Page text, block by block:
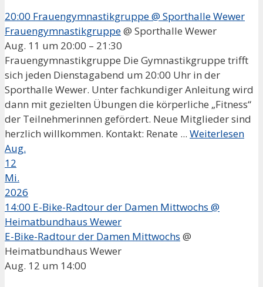
20:00 Frauengymnastikgruppe@ Sporthalle Wewer
Frauengymnastikgruppe@ Sporthalle Wewer
Aug. 11 um 20:00 – 21:30
Frauengymnastikgruppe Die Gymnastikgruppe trifft
sich jeden Dienstagabend um 20:00 Uhr in der
Sporthalle Wewer. Unter fachkundiger Anleitung wird
dann mit gezielten Übungen die körperliche „Fitness“
der Teilnehmerinnen gefördert. Neue Mitglieder sind
herzlich willkommen. Kontakt: Renate ... Weiterlesen
Aug.
12
Mi.
2026
14:00 E-Bike-Radtour der Damen Mittwochs @
Heimatbundhaus Wewer
E-Bike-Radtour der Damen Mittwochs @
Heimatbundhaus Wewer
Aug. 12 um 14:00